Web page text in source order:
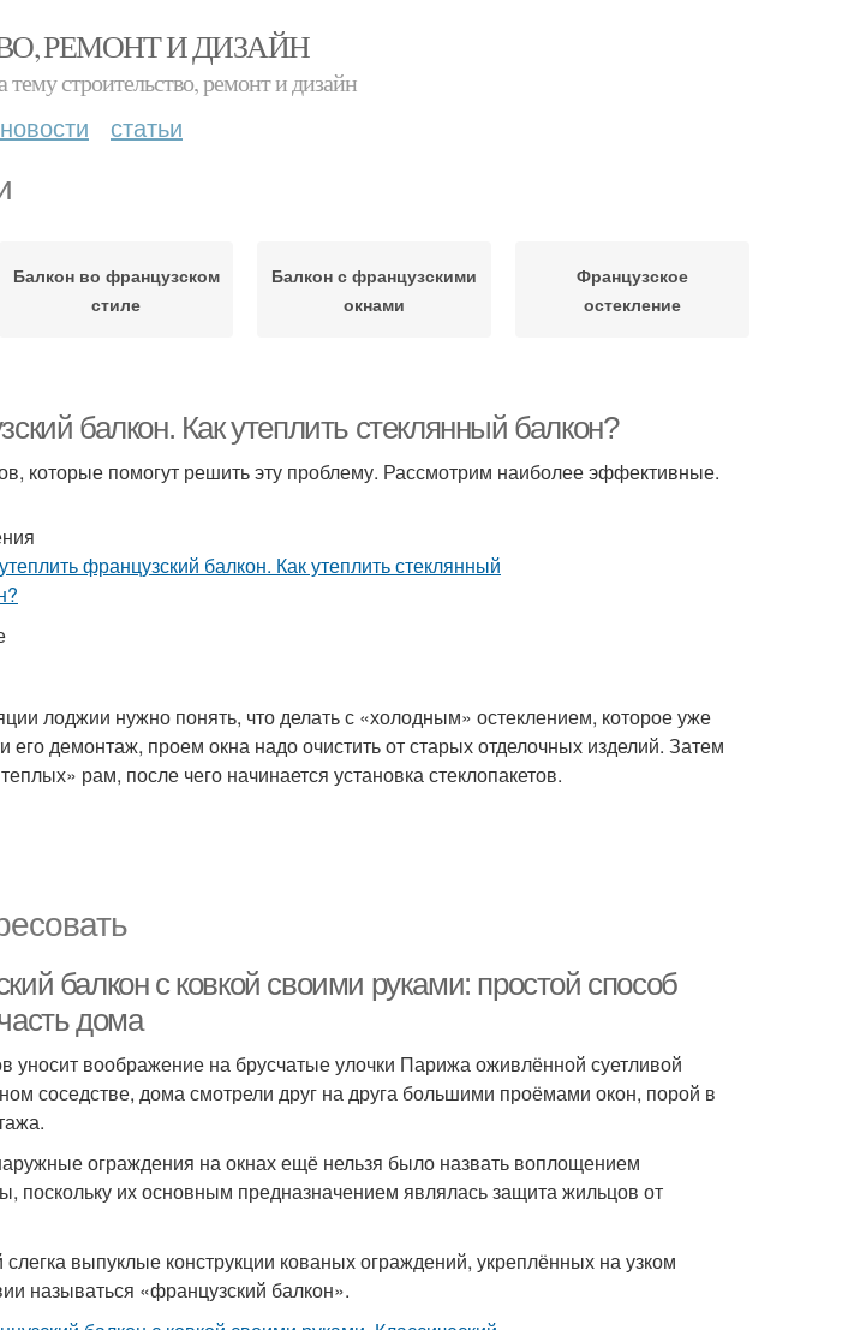
РЕМОНТ И ДИЗАЙН
строительство, ремонт и дизайн
новости статьи
Балкон во французском
стиле
Балкон с французскими
окнами
Французское
остекление
балкон. Как утеплить стеклянный балкон?
которые помогут решить эту проблему. Рассмотрим наиболее эффективные.
лоджии нужно понять, что делать с «холодным» остеклением, которое уже
его демонтаж, проем окна надо очистить от старых отделочных изделий. Затем
рам, после чего начинается установка стеклопакетов.
балкон с ковкой своими руками: простой способ
дома
уносит воображение на брусчатые улочки Парижа оживлённой суетливой
соседстве, дома смотрели друг на друга большими проёмами окон, порой в
ограждения на окнах ещё нельзя было назвать воплощением
поскольку их основным предназначением являлась защита жильцов от
выпуклые конструкции кованых ограждений, укреплённых на узком
называться «французский балкон».